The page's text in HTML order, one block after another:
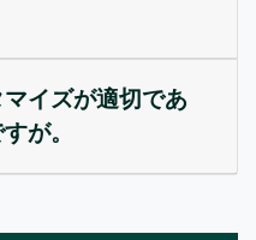
イズが適切であ
が。